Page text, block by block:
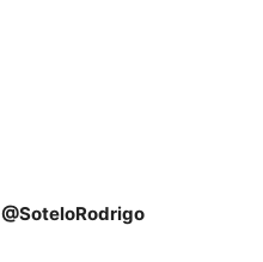
@SoteloRodrigo